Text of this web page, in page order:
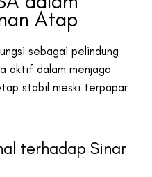
Atap
sebagai pelindung
aktif dalam menjaga
stabil meski terpapar
terhadap Sinar